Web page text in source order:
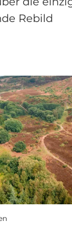
Rebild